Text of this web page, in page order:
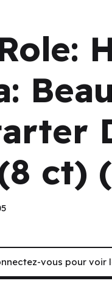
ct)
vous pour voir